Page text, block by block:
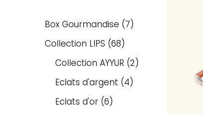
Box Gourmandise 7
Collection LIPS 68
Collection AYYUR 2
Eclats d'argent 4
Eclats d'or 6